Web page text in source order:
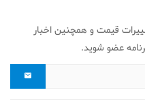
قیمت و همچنین اخبار
عضو شوید.